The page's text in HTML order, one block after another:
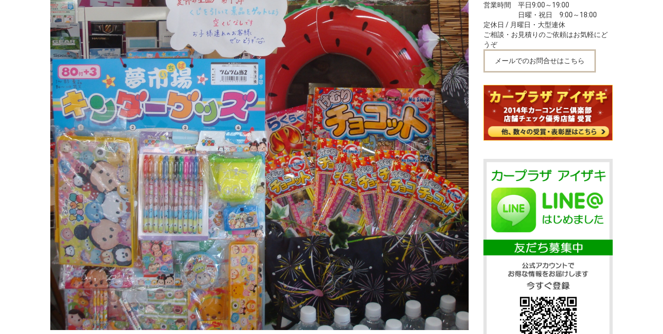
営業時間 平日9:00～19:00
日曜・祝日 9:00～18:00
定休日 / 月曜日・大型連休
ご相談・お見積りのご依頼はお気軽にど
うぞ
メールでのお問合せはこちら